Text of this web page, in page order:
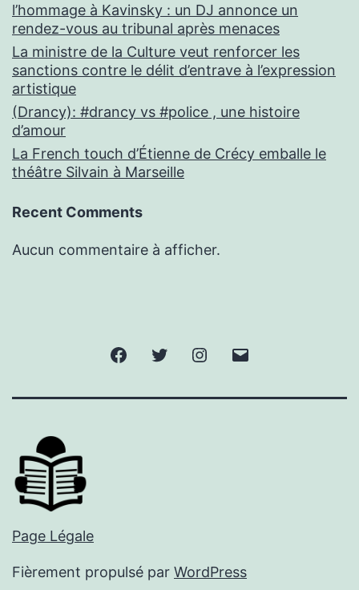
l’hommage à Kavinsky : un DJ annonce un
rendez-vous au tribunal après menaces
La ministre de la Culture veut renforcer les
sanctions contre le délit d’entrave à l’expression
artistique
(Drancy): #drancy vs #police , une histoire
d’amour
La French touch d’Étienne de Crécy emballe le
théâtre Silvain à Marseille
Recent Comments
Aucun commentaire à afficher.
FacebookTwitter Instagram
Page Légale
Fièrement propulsé par WordPress